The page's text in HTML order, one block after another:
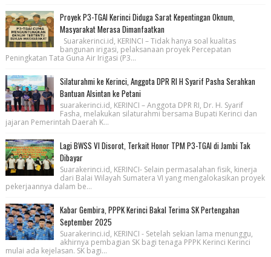
Proyek P3-TGAI Kerinci Diduga Sarat Kepentingan Oknum,
Masyarakat Merasa Dimanfaatkan
Suarakerinci.id, KERINCI – Tidak hanya soal kualitas
bangunan irigasi, pelaksanaan proyek Percepatan
Peningkatan Tata Guna Air Irigasi (P3...
Silaturahmi ke Kerinci, Anggota DPR RI H Syarif Pasha Serahkan
Bantuan Alsintan ke Petani
suarakerinci.id, KERINCI – Anggota DPR RI, Dr. H. Syarif
Fasha, melakukan silaturahmi bersama Bupati Kerinci dan
jajaran Pemerintah Daerah K...
Lagi BWSS VI Disorot, Terkait Honor TPM P3-TGAI di Jambi Tak
Dibayar
Suarakerinci.id, KERINCI- Selain permasalahan fisik, kinerja
dari Balai Wilayah Sumatera VI yang mengalokasikan proyek
pekerjaannya dalam be...
Kabar Gembira, PPPK Kerinci Bakal Terima SK Pertengahan
September 2025
Suarakerinci.id, KERINCI - Setelah sekian lama menunggu,
akhirnya pembagian SK bagi tenaga PPPK Kerinci Kerinci
mulai ada kejelasan. SK bagi...